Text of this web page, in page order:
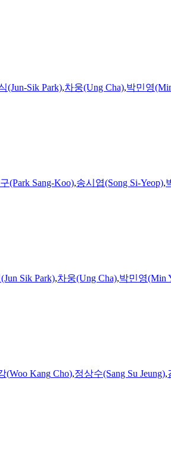
(Jun-Sik Park),차웅(Ung Cha),박민영
(Park Sang-Koo),송시엽(Song Si-Yeop),
Sik Park),차웅(Ung Cha),박민영(Min
(Woo Kang Cho),정상수(Sang Su Jeung),